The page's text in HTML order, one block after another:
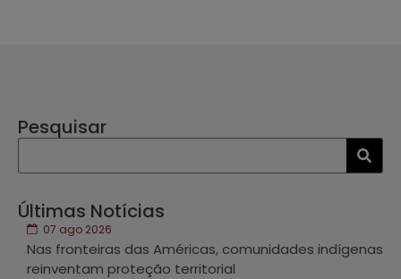
Pesquisar
Últimas Notícias
07 ago 2026
Nas fronteiras das Américas, comunidades indígenas
reinventam proteção territorial